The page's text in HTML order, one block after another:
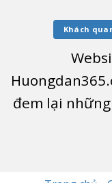
Khách
đem lại